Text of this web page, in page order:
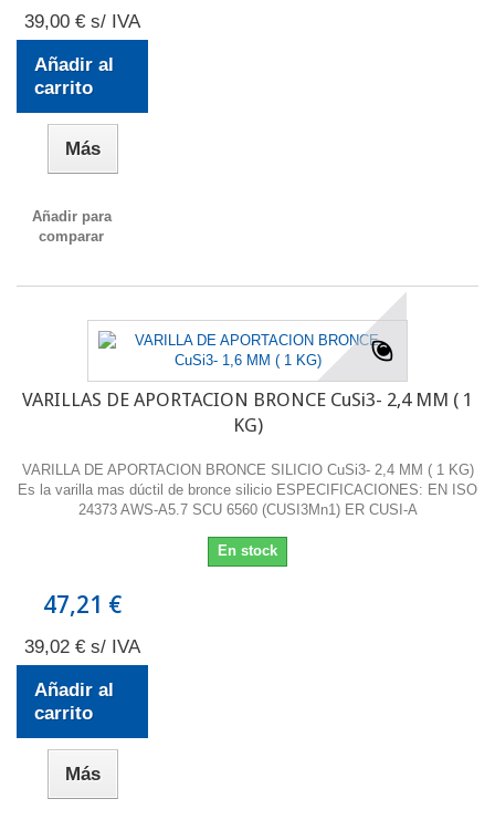
39,00 € s/ IVA
Añadir al
carrito
Más
Añadir para
comparar
VARILLAS DE APORTACION BRONCE CuSi3- 2,4 MM ( 1
KG)
VARILLA DE APORTACION BRONCE SILICIO CuSi3- 2,4 MM ( 1 KG)
Es la varilla mas dúctil de bronce silicio ESPECIFICACIONES: EN ISO
24373 AWS-A5.7 SCU 6560 (CUSI3Mn1) ER CUSI-A
En stock
47,21 €
39,02 € s/ IVA
Añadir al
carrito
Más